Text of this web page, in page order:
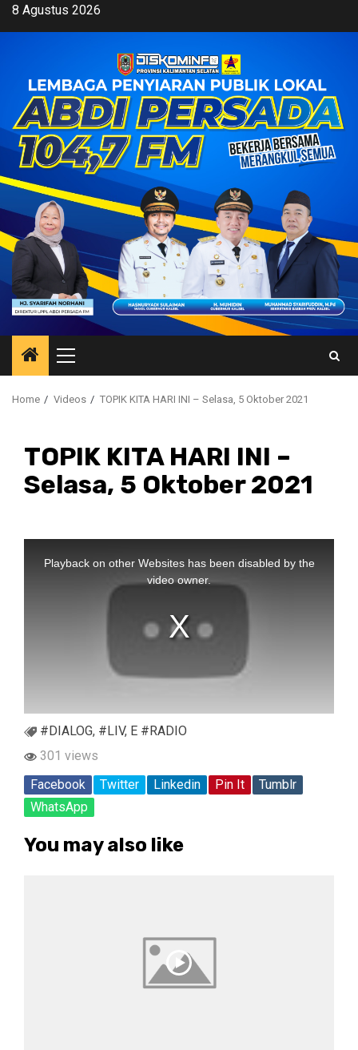
Skip8 Agustus 2026
Primary
Menu
Home Videos TOPIK KITA HARI INI – Selasa, 5 Oktober 2021
TOPIK KITA HARI INI –
Selasa, 5 Oktober 2021
#DIALOG, #LIV, E #RADIO
301 views
Facebook
Twitter Linkedin Pin It
Tumblr
WhatsApp
You may also like